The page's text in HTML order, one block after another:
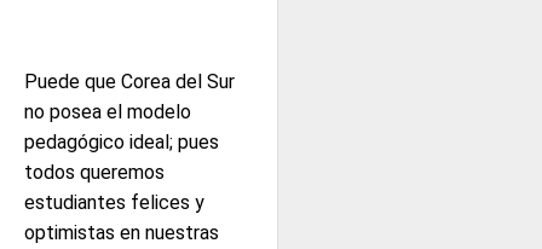
Puede que Corea del Sur
no posea el modelo
pedagógico ideal; pues
todos queremos
estudiantes felices y
optimistas en nuestras